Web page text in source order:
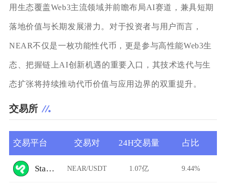
用生态覆盖Web3主流领域并前瞻布局AI赛道，兼具短期
落地价值与长期发展潜力。对于投资者与用户而言，
NEAR不仅是一枚功能性代币，更是参与高性能Web3生
态、把握链上AI创新机遇的重要入口，其技术迭代与生
态扩张将持续推动代币价值与应用边界的双重提升。
交易所
交易平台 交易对 24H交易量 占比
StarkDefi NEAR/USDT 1.07亿 9.44%